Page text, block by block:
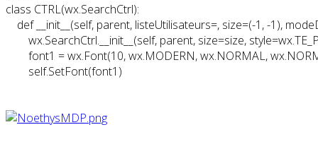
class CTRL(wx.SearchCtrl):
def __init__(self, parent, listeUtilisateurs=, size=(-1, -1),
wx.SearchCtrl.__init__(self, parent, size=size,
font1 = wx.Font(10, wx.MODERN, wx.NORMAL,
self.SetFont(font1)